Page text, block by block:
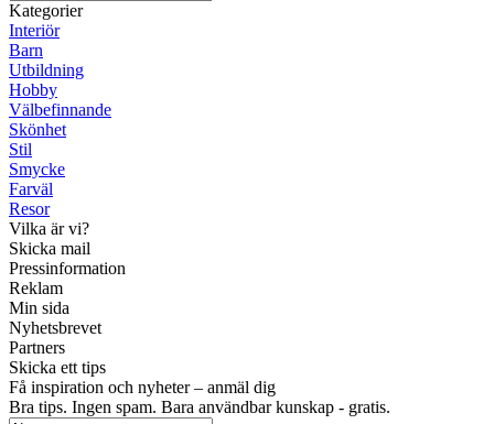
Kategorier
Interiör
Barn
Utbildning
Hobby
Välbefinnande
Skönhet
Stil
Smycke
Farväl
Resor
Vilka är vi?
Skicka mail
Pressinformation
Reklam
Min sida
Nyhetsbrevet
Partners
Skicka ett tips
Få inspiration och nyheter – anmäl dig
Bra tips. Ingen spam. Bara användbar kunskap - gratis.